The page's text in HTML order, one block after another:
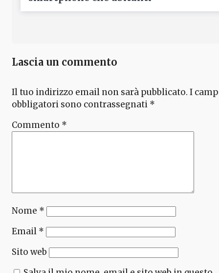
Lascia un commento
Il tuo indirizzo email non sarà pubblicato. I
obbligatori sono contrassegnati *
Commento *
Nome *
Email *
Sito web